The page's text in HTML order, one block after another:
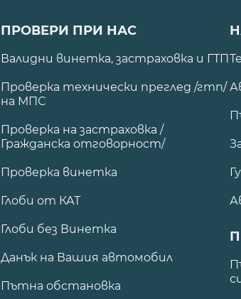
ПРОВЕРИ ПРИ НАС
Валидни винетка, застраховка и ГТП
Проверка технически преглед /гтп/
на МПС
Проверка на застраховка /
Гражданска отговорност/
Проверка винетка
Глоби от КАТ
Глоби без Винетка
Данък на Вашия автомобил
Пътна обстановка